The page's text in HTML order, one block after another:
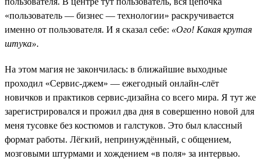
«пользователь — бизнес — технологии» раскручивается
именно от пользователя. И я сказал себе: «Ого! Какая крутая
штука».
На этом магия не закончилась: в ближайшие выходные
проходил «Сервис-джем» — ежегодный онлайн-слёт
новичков и практиков сервис-дизайна со всего мира. Я тут же
зарегистрировался и прожил два дня в совершенно новой для
меня тусовке без костюмов и галстуков. Это был классный
формат работы. Лёгкий, непринуждённый, с общением,
мозговыми штурмами и хождением «в поля» за интервью.